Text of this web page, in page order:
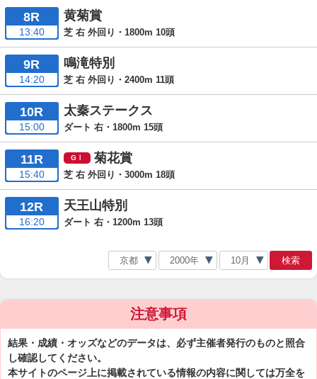
8R
13:40
黄菊賞
芝 右 外回り・1800m 10頭
9R
14:20
鳴滝特別
芝 右 外回り・2400m 11頭
10R
15:00
太秦ステークス
ダート 右・1800m 15頭
11R
15:40
菊花賞
芝 右 外回り・3000m 18頭
12R
16:20
天王山特別
ダート 右・1200m 13頭
検索
注意事項
結果・成績・オッズなどのデータは、必ず主催者発行のものと照合
し確認してください。
本サイトのページ上に掲載されている情報の内容に関しては万全を